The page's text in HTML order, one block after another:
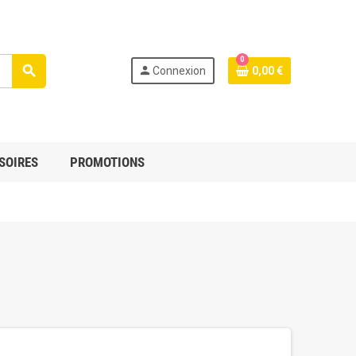
search person Connexion
0
0,00 €
PROMOTIONS